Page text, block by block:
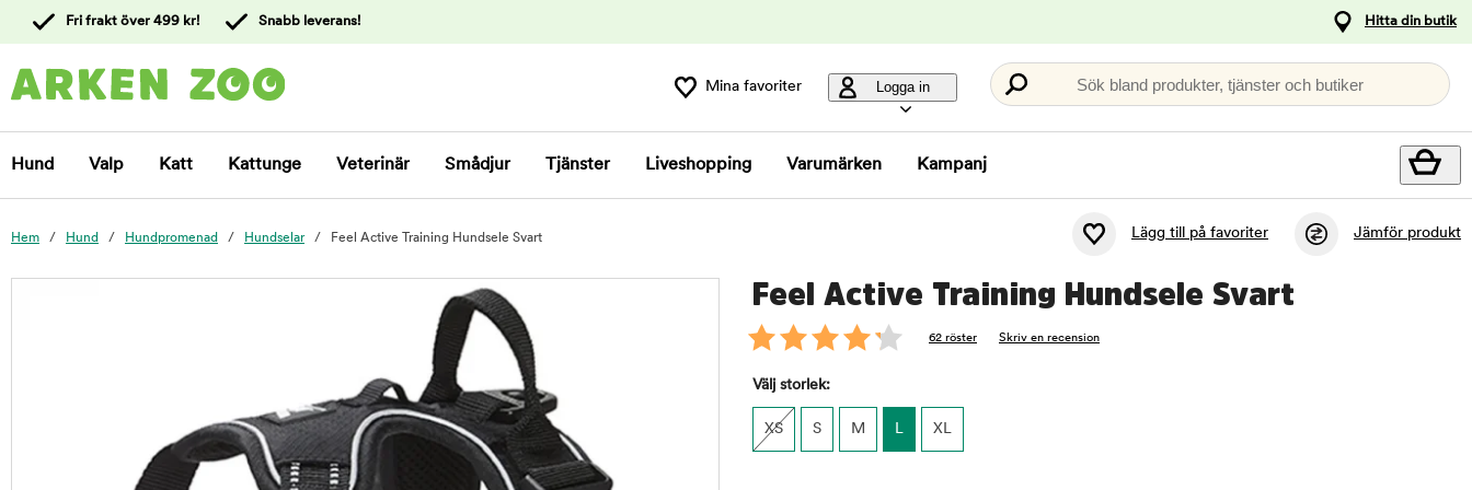
kundtjänst
Fri frakt över 499 kr! Snabb leverans! Hitta din butik
Mina favoriter Logga in Sök bland produkter, tjänster och butiker
Hund Valp Katt Kattunge Veterinär Smådjur Tjänster Liveshopping Varumärken Kampanj
Hem Hund Hundpromenad Hundselar Feel Active Training Hundsele Svart Lägg till på favoriter Jämför produkt
Feel Active Training Hundsele Svart
62 röster Skriv en recension
Välj storlek:
XS S M L XL